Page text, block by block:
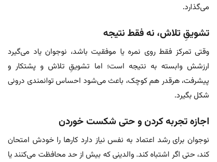
می‌گذارد.
تشویقِ تلاش، نه فقط نتیجه
وقتی تمرکز فقط روی نمره یا موفقیت باشد، نوجوان یاد می‌گیرد
ارزشش وابسته به نتیجه است؛ اما تشویقِ تلاش و پشتکار و
پیشرفت، هرقدر هم کوچک، باعث می‌شود احساس توانمندی درونی
شکل بگیرد.
اجازه تجربه‌ کردن و حتی شکست خوردن
نوجوان برای رشد اعتماد به نفس نیاز دارد کارها را خودش امتحان
کند، حتی اگر اشتباه کند. والدینی که بیش‌ از حد محافظت می‌کنند یا